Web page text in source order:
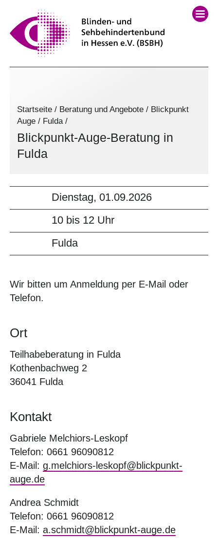
Startseite / Beratung und Angebote / Blickpunkt
Auge / Fulda/
Blickpunkt-Auge-Beratung in
Fulda
Dienstag, 01.09.2026
10 bis 12 Uhr
Fulda
Wir bitten um Anmeldung per E-Mail oder
Telefon.
Ort
Teilhabeberatung in Fulda
Kothenbachweg 2
36041 Fulda
Kontakt
Gabriele Melchiors-Leskopf
Telefon: 0661 96090812
E-Mail: g.melchiors-leskopf@blickpunkt-
auge.de
Andrea Schmidt
Telefon: 0661 96090812
E-Mail: a.schmidt@blickpunkt-auge.de